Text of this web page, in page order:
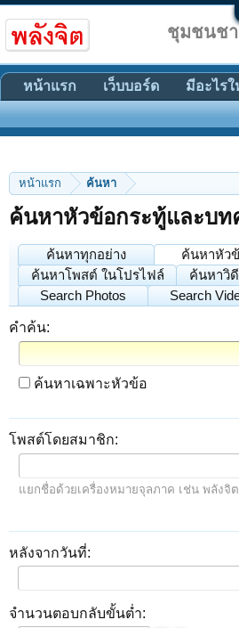
หน้าแรก ค้นหา
ค้นหาหัวข้อกระทู้และบท
ค้นหาทุกอย่าง
ค้นหาหัว
ค้นหาโพสต์ ในโปรไฟล์
ค้นหาวิ
Search Photos
Search
คำค้น:
ค้นหาเฉพาะหัวข้อ
โพสต์โดยสมาชิก:
แยกชื่อด้วยเครื่อง
หลังจากวันที่:
จำนวนตอบกลับขั้นต่ำ:
ชุมชนช
หน้าแรก เว็บบอร์ด มีอะไร